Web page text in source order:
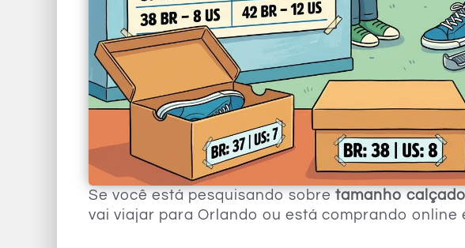
Se você está pesquisando sobre tamanho
vai viajar para Orlando ou está comprando online